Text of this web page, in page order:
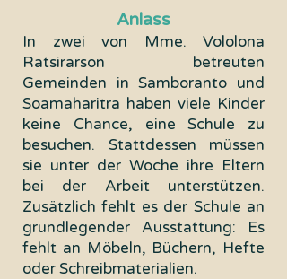
Anlass
In zwei von Mme. Vololona
Ratsirarson betreuten
Gemeinden in Samboranto und
Soamaharitra haben viele Kinder
keine Chance, eine Schule zu
besuchen. Stattdessen müssen
sie unter der Woche ihre Eltern
bei der Arbeit unterstützen.
Zusätzlich fehlt es der Schule an
grundlegender Ausstattung: Es
fehlt an Möbeln, Büchern, Hefte
oder Schreibmaterialien.